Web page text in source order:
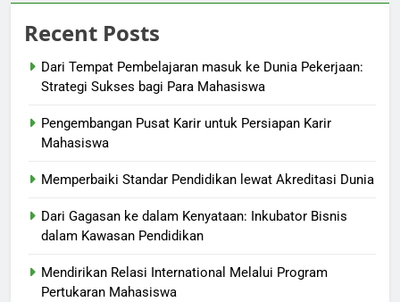
Recent Posts
Dari Tempat Pembelajaran masuk ke Dunia Pekerjaan:
Strategi Sukses bagi Para Mahasiswa
Pengembangan Pusat Karir untuk Persiapan Karir
Mahasiswa
Memperbaiki Standar Pendidikan lewat Akreditasi Dunia
Dari Gagasan ke dalam Kenyataan: Inkubator Bisnis
dalam Kawasan Pendidikan
Mendirikan Relasi International Melalui Program
Pertukaran Mahasiswa